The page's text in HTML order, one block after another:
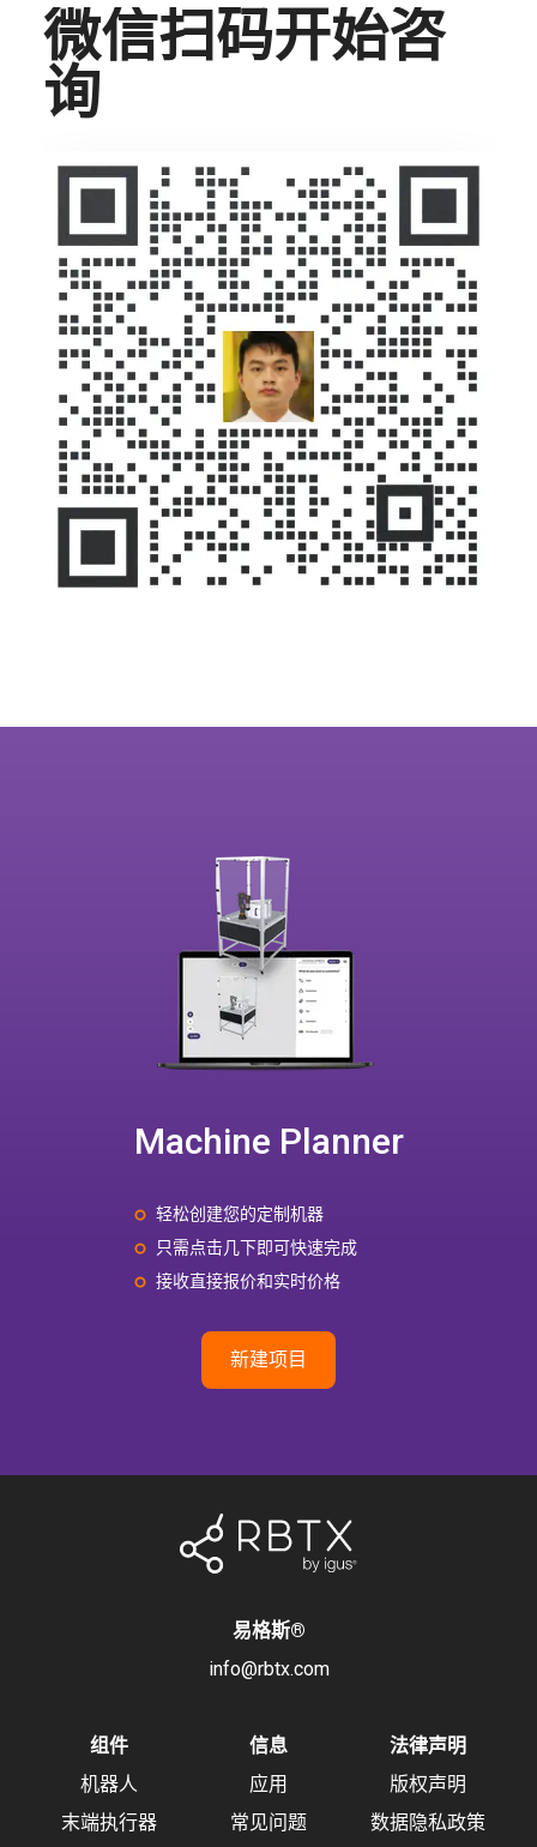
微信扫码开始咨
询
Machine Planner
轻松创建您的定制机器
只需点击几下即可快速完成
接收直接报价和实时价格
新建项目
易格斯®
info@rbtx.com
组件
机器人
末端执行器
信息
应用
常见问题
法律声明
版权声明
数据隐私政策